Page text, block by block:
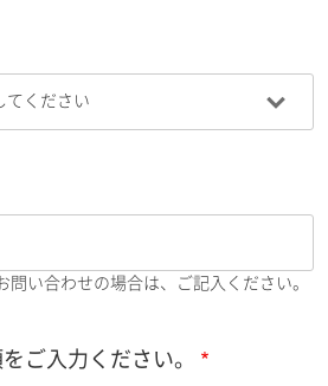
問い合わせの場合は、ご記入ください。
ご入力ください。